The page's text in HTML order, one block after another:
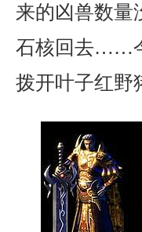
来的凶兽数量
石核回去……
拨开叶子红野